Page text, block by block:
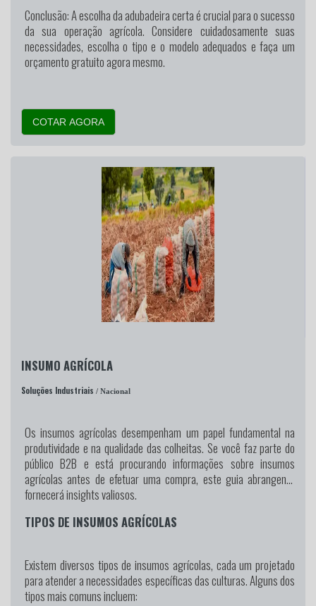
Conclusão:A escolha da adubadeira certa é crucial para o sucesso
da sua operação agrícola. Considere cuidadosamente suas
necessidades, escolha o tipo e o modelo adequados e faça um
orçamento gratuito agora mesmo.
COTAR AGORA
INSUMO AGRÍCOLA
Soluções Industriais / Nacional
Os insumos agrícolas desempenham um papel fundamental na
produtividade e na qualidade das colheitas. Se você faz parte do
público B2B e está procurando informações sobre insumos
agrícolas antes de efetuar uma compra, este guia abrangente
fornecerá insights valiosos.
TIPOS DE INSUMOS AGRÍCOLAS
Existem diversos tipos de insumos agrícolas, cada um projetado
para atender a necessidades específicas das culturas. Alguns dos
tipos mais comuns incluem: